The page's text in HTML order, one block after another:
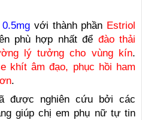
với thành phần Estriol
phù hợp nhất để đào thải
lý tưởng cho vùng kín.
khít âm đạo, phục hồi ham
.
được nghiên cứu bởi các
giúp chị em phụ nữ tự tin